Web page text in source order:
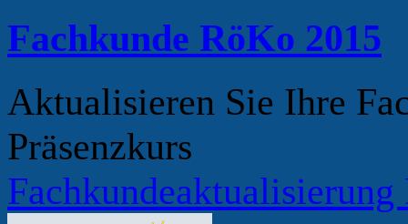
Fachkunde RöKo 2015
Aktualisieren Sie Ihre
Präsenzkurs